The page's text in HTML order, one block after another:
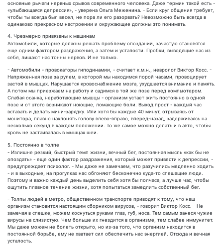
основные рычаги нервных срывов современного человека. Даже термин такой есть -
«улыбающаяся депрессия», - уверена Ольга Меженина. - Если круг общения требует,
чтобы ты всегда был весел, не пора ли его разорвать? Невозможно быть всегда в
одинаково прекрасном настроении и окружающие должны это понимать.
4. Чрезмерно привязаны к машинам
Автомобили, которые должны решать проблему опозданий, зачастую становятся
еще одним фактором раздражения, а затем и усталости. Пробки, выводящие нас из
себя, лишают нас тонны нервов. И не только.
- Автомобили - провокаторы гиподинамии, - считает к.м.н., невролог Виктор Косс. -
Напряженная поза за рулем, в которой мы находимся порой часами, провоцирует
застой в мышцах. Нарушается кровоснабжение мозга, ухудшается внимание и память.
А потом мы приезжаем на работу и садимся в той же позе перед компьютером.
Слабая осанка, неработающие мышцы - организм устает жить постоянно в одной
позе и от этого возникают ноющие, ломающие боли. Выход прост - каждый час
вставать и делать мини-зарядку. Или хотя бы каждые 40 минут, отрываясь от
монитора, плавно наклонять голову влево-вправо, вперед-назад, задерживаясь на
несколько секунд в каждом положении. То же самое можно делать и в авто, чтобы
кровь не застаивалась в мышцах шеи.
5. Постоянно в толпе
- Излишне резкий, быстрый темп жизни, вечный бег, постоянная мысль «как бы не
опоздать» - еще один фактор раздражения, который может привести к депрессии, -
предупреждает психолог. - Мы даже не замечаем, что разучились медленно ходить
- и в выходные, на прогулках нас обгоняют бесконечно куда-то спешащие люди.
Поэтому и важно каждый день выделить себя хотя бы полчаса, а лучше час, чтобы
ощутить плавное течение жизни, хотя попытаться замедлить собственный бег.
- Толпы людей в метро, общественном транспорте приводят к тому, что наш
организм становится настоящим сборником вирусов, - говорит Виктор Косс. - Не
замечая в спешке, можем коснуться руками глаз, губ, носа. Тем самым занеся чужие
вирусы на слизистую. Чем больше их гнездится в организме, тем слабее иммунитет.
Мы даже можем не болеть открыто, но из-за того, что организм находится в
постоянной борьбе, ему не хватает сил обеспечить нас энергией. Отсюда и вечная
усталость.